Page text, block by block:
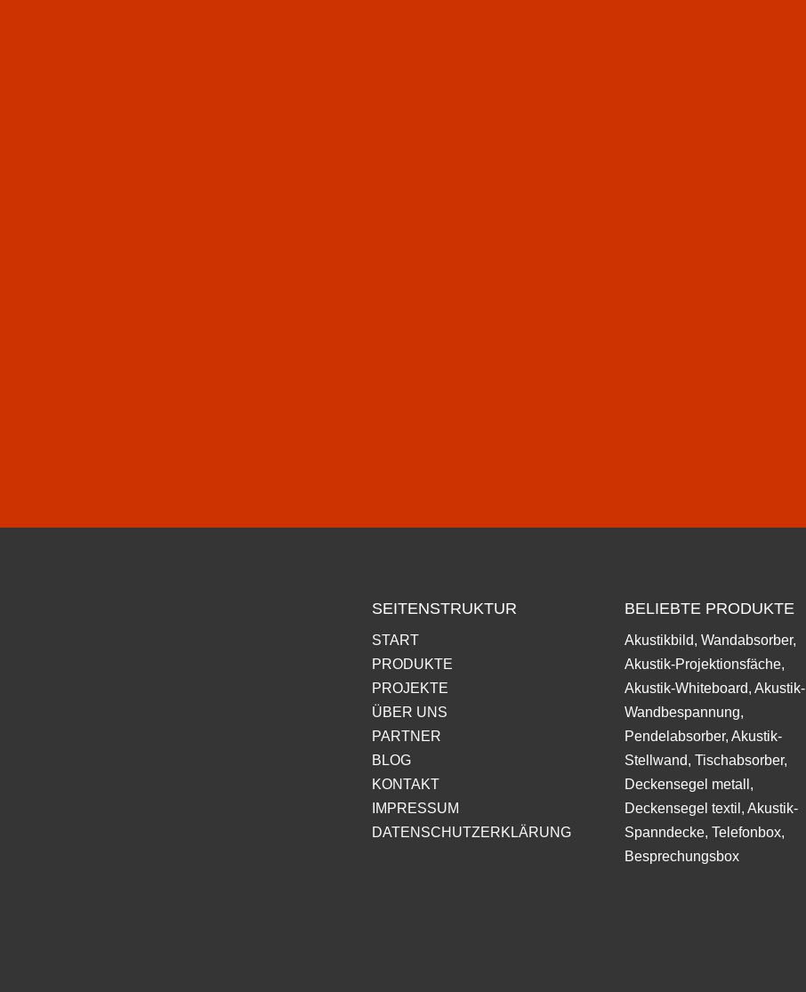
SEITENSTRUKTUR
START
PRODUKTE
PROJEKTE
ÜBER UNS
PARTNER
BLOG
KONTAKT
IMPRESSUM
DATENSCHUTZERKLÄRUNG
BELIEBTE PRODUKTE
Akustikbild, Wandabsorber,
Akustik-Projektionsfäche,
Akustik-Whiteboard, Akustik-
Wandbespannung,
Pendelabsorber, Akustik-
Stellwand, Tischabsorber,
Deckensegel metall,
Deckensegel textil, Akustik-
Spanndecke, Telefonbox,
Besprechungsbox